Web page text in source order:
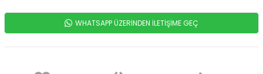
WHATSAPP ÜZERİNDEN İLETİŞİME GEÇ